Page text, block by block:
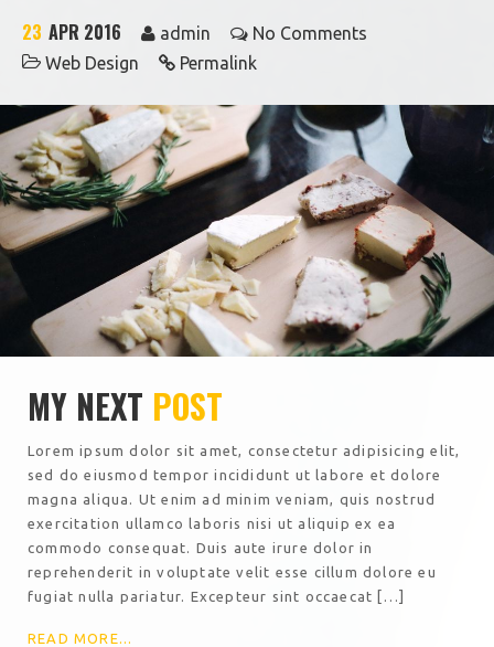
23 APR 2016 admin
No Comments
Web Design
Permalink
MY NEXT POST
Lorem ipsum dolor sit amet, consectetur adipisicing elit,
sed do eiusmod tempor incididunt ut labore et dolore
magna aliqua. Ut enim ad minim veniam, quis nostrud
exercitation ullamco laboris nisi ut aliquip ex ea
commodo consequat. Duis aute irure dolor in
reprehenderit in voluptate velit esse cillum dolore eu
fugiat nulla pariatur. Excepteur sint occaecat […]
READ MORE...